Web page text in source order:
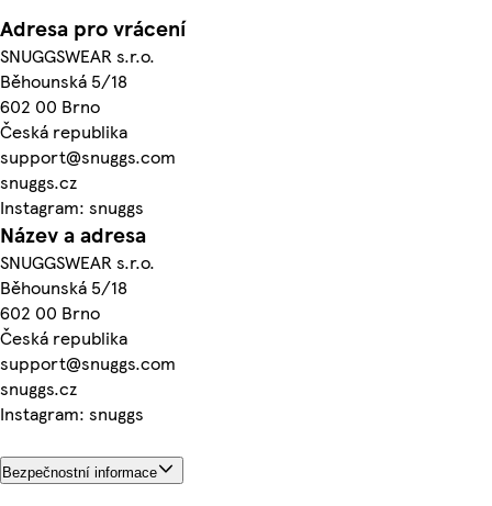
Adresa pro vrácení
SNUGGSWEAR s.r.o.
Běhounská 5/18
602 00 Brno
Česká republika
support@snuggs.com
snuggs.cz
Instagram: snuggs
Název a adresa
SNUGGSWEAR s.r.o.
Běhounská 5/18
602 00 Brno
Česká republika
support@snuggs.com
snuggs.cz
Instagram: snuggs
Bezpečnostní informace